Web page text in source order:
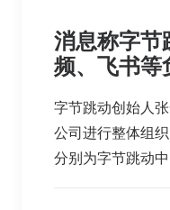
消息称字节
频、飞书等
字节跳动创始人
公司进行整体组
分别为字节跳动